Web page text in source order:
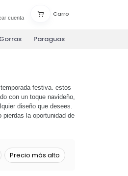
cuenta
Carro
Gorras Paraguas
festiva. estos
con un toque navideño,
diseño que desees.
la oportunidad de
Precio más alto